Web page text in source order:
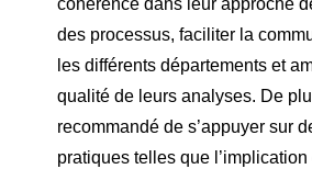
cohérence dans leur approche
des processus, faciliter la
les différents départements et
qualité de leurs analyses. De
recommandé de s’appuyer sur
pratiques telles que